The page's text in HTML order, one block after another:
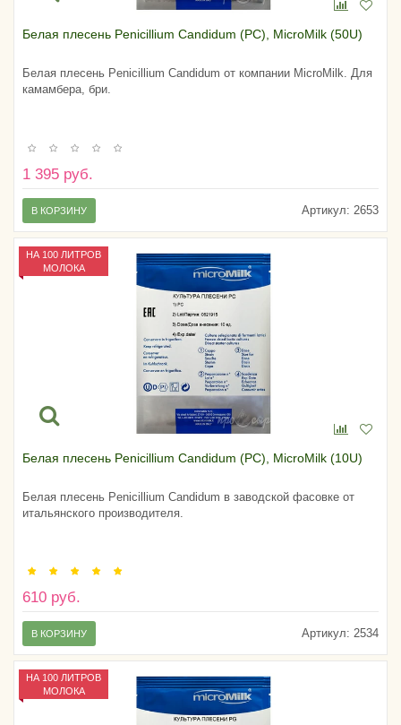
Белая плесень Penicillium Candidum (PC), MicroMilk (50U)
Белая плесень Penicillium Candidum от компании MicroMilk. Для
камамбера, бри.
1 395 руб.
Артикул: 2653
В КОРЗИНУ
НА 100 ЛИТРОВ
МОЛОКА
Белая плесень Penicillium Candidum (PC), MicroMilk (10U)
Белая плесень Penicillium Candidum в заводской фасовке от
итальянского производителя.
610 руб.
Артикул: 2534
В КОРЗИНУ
НА 100 ЛИТРОВ
МОЛОКА